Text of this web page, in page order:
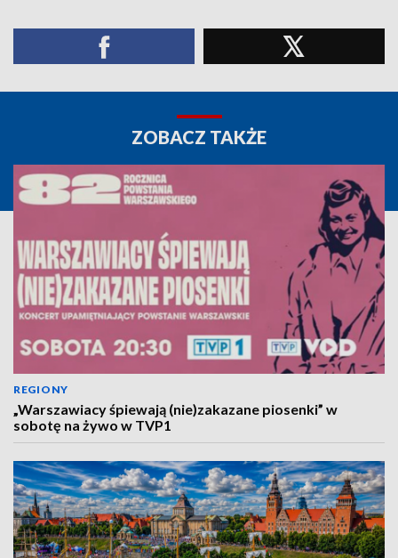
ZOBACZ TAKŻE
REGIONY
„Warszawiacy śpiewają (nie)zakazane piosenki” w
sobotę na żywo w TVP1